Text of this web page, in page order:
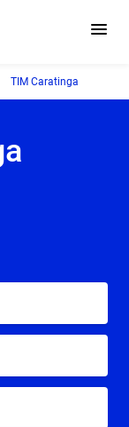
TIM Caratinga